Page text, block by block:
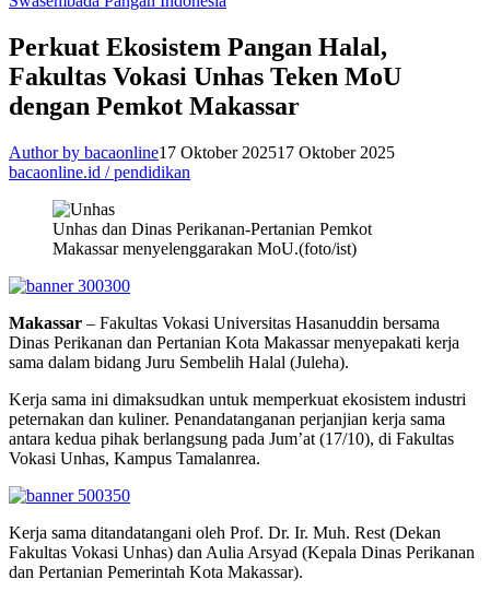
Perkuat Ekosistem Pangan Halal,
Fakultas Vokasi Unhas Teken MoU
dengan Pemkot Makassar
Author by bacaonline17 Oktober 202517 Oktober 2025
bacaonline.id / pendidikan
Unhas dan Dinas Perikanan-Pertanian Pemkot
Makassar menyelenggarakan MoU.(foto/ist)
Makassar – Fakultas Vokasi Universitas Hasanuddin bersama
Dinas Perikanan dan Pertanian Kota Makassar menyepakati kerja
sama dalam bidang Juru Sembelih Halal (Juleha).
Kerja sama ini dimaksudkan untuk memperkuat ekosistem industri
peternakan dan kuliner. Penandatanganan perjanjian kerja sama
antara kedua pihak berlangsung pada Jum’at (17/10), di Fakultas
Vokasi Unhas, Kampus Tamalanrea.
Kerja sama ditandatangani oleh Prof. Dr. Ir. Muh. Rest (Dekan
Fakultas Vokasi Unhas) dan Aulia Arsyad (Kepala Dinas Perikanan
dan Pertanian Pemerintah Kota Makassar).